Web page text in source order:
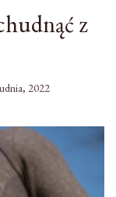
z
2022